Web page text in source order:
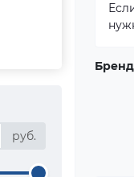
руб.
Бренд